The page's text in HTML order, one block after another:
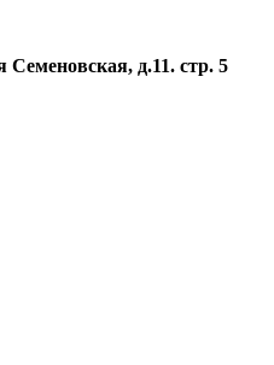
д.11. стр. 5